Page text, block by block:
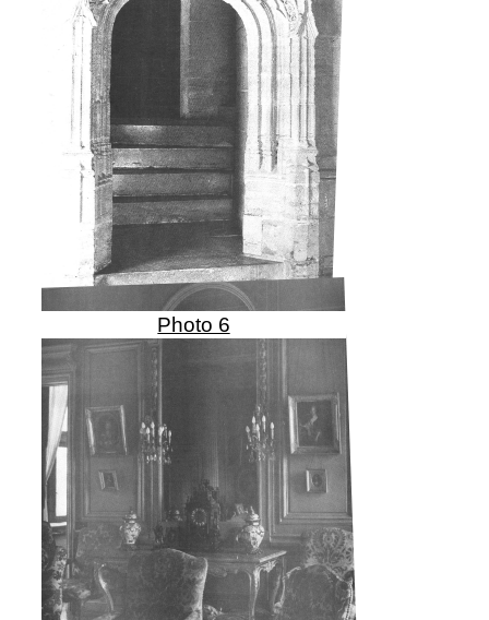
Photo 6